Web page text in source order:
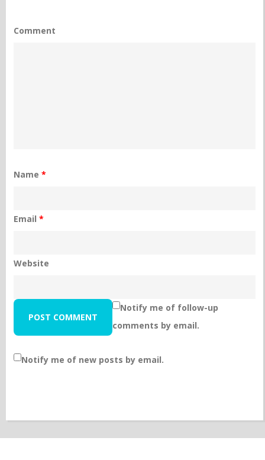
Comment
Name*
Email*
Website
Notify me of follow-up
comments by email.
Notify me of new posts by email.